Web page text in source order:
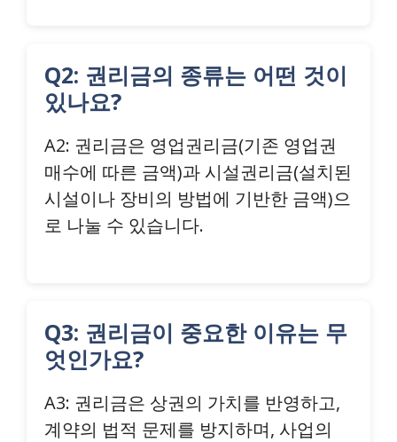
Q2: 권리금의 종류는 어떤 것이
있나요?
A2: 권리금은 영업권리금(기존 영업권
매수에 따른 금액)과 시설권리금(설치된
시설이나 장비의 방법에 기반한 금액)으
로 나눌 수 있습니다.
Q3: 권리금이 중요한 이유는 무
엇인가요?
A3: 권리금은 상권의 가치를 반영하고,
계약의 법적 문제를 방지하며, 사업의